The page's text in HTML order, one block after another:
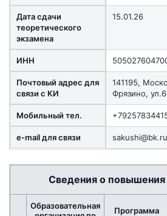
Дата сдачи
теоретического
экзамена
15.01.26
ИНН
Почтовый адрес для
связи с КИ
141195,
Фрязино,
Мобильный тел.
e-mail для связи sakushi@bk.ru
Сведения о
Образовательная
Программа